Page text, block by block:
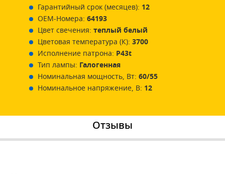
Гарантийный срок (месяцев): 12
ОЕМ-Номера: 64193
Цвет свечения: теплый белый
Цветовая температура (К): 3700
Исполнение патрона: P43t
Тип лампы: Галогенная
Номинальная мощность, Вт: 60/55
Номинальное напряжение, В: 12
Отзывы